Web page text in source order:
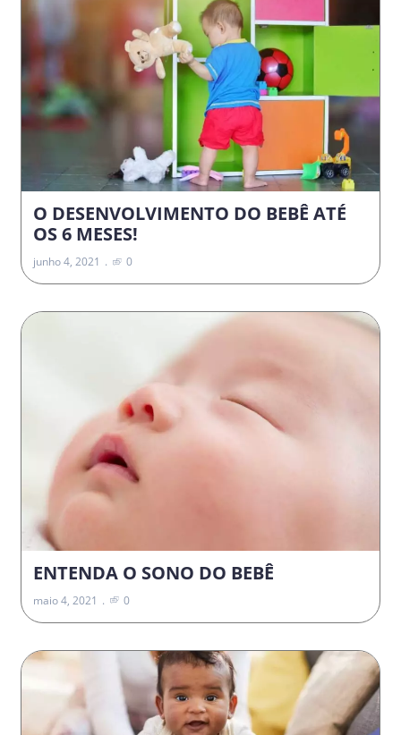
O DESENVOLVIMENTO DO BEBÊ ATÉ
OS 6 MESES!
junho 4, 2021 0
ENTENDA O SONO DO BEBÊ
maio 4, 2021 0